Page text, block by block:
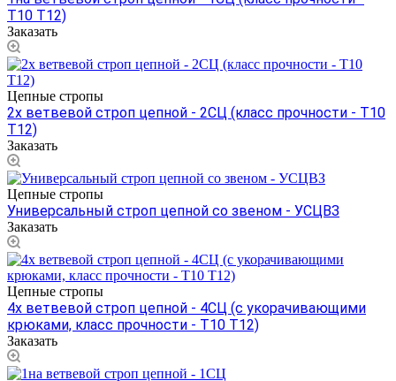
Т10 Т12)
Заказать
Цепные стропы
2х ветвевой строп цепной - 2СЦ (класс прочности - Т10
Т12)
Заказать
Цепные стропы
Универсальный строп цепной со звеном - УСЦВЗ
Заказать
Цепные стропы
4х ветвевой строп цепной - 4СЦ (с укорачивающими
крюками, класс прочности - Т10 Т12)
Заказать